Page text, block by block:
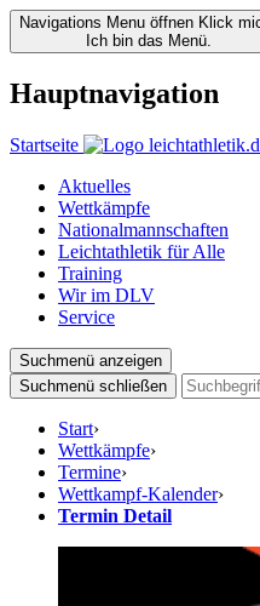
Navigations Menu öffnen Klick
Ich bin das Menü.
Hauptnavigation
Startseite
Aktuelles
Wettkämpfe
Nationalmannschaften
Leichtathletik für Alle
Training
Wir im DLV
Service
Suchmenü anzeigen
Suchmenü schließen
Start›
Wettkämpfe›
Termine›
Wettkampf-Kalender›
Termin Detail